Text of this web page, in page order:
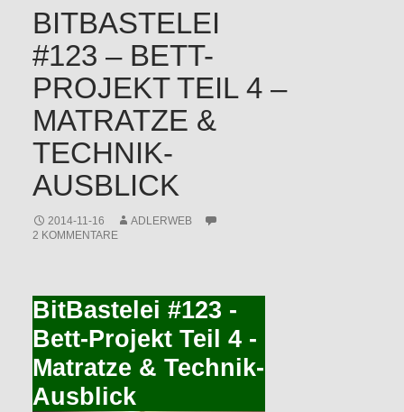
BITBASTELEI
#123 – BETT-
PROJEKT TEIL 4 –
MATRATZE &
TECHNIK-
AUSBLICK
2014-11-16
ADLERWEB
2 KOMMENTARE
BitBastelei #123 -
Bett-Projekt Teil 4 -
Matratze & Technik-
Ausblick